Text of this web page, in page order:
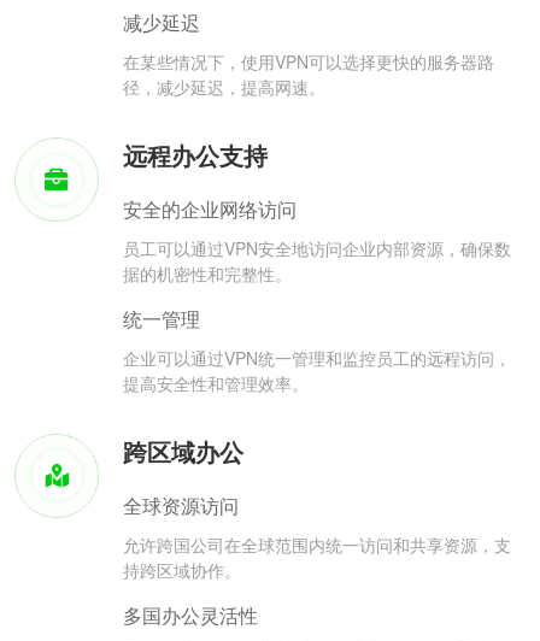
减少延迟
在某些情况下，使用VPN可以选择更快的服务器路
径，减少延迟，提高网速。
远程办公支持
安全的企业网络访问
员工可以通过VPN安全地访问企业内部资源，确保数
据的机密性和完整性。
统一管理
企业可以通过VPN统一管理和监控员工的远程访问，
提高安全性和管理效率。
跨区域办公
全球资源访问
允许跨国公司在全球范围内统一访问和共享资源，支
持跨区域协作。
多国办公灵活性